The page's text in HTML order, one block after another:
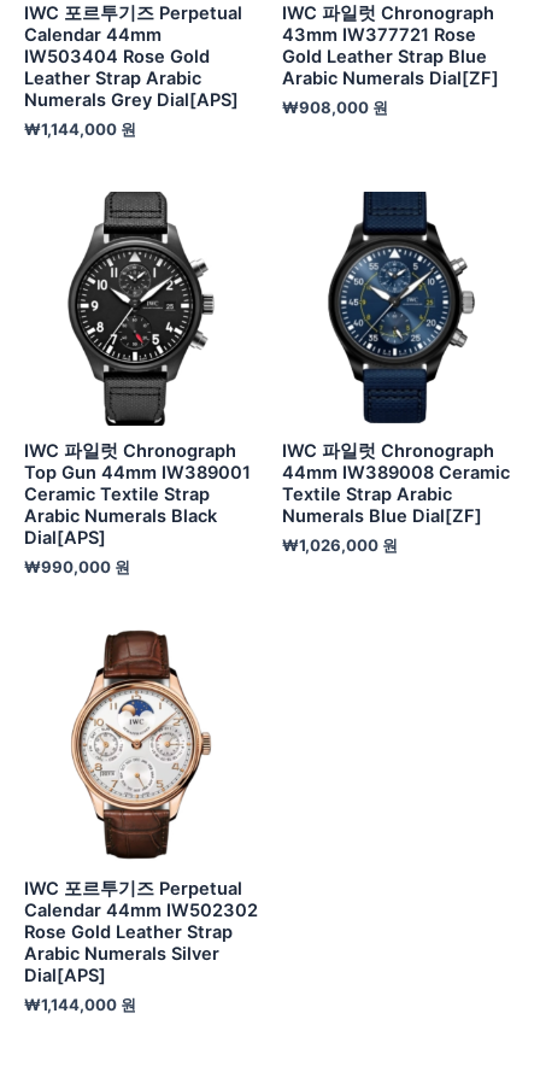
IWC 포르투기즈 Perpetual
Calendar 44mm
IW503404 Rose Gold
Leather Strap Arabic
Numerals Grey Dial[APS]
₩1,144,000 원
IWC 파일럿 Chronograph
43mm IW377721 Rose
Gold Leather Strap Blue
Arabic Numerals Dial[ZF]
₩908,000 원
IWC 파일럿 Chronograph
Top Gun 44mm IW389001
Ceramic Textile Strap
Arabic Numerals Black
Dial[APS]
₩990,000 원
IWC 파일럿 Chronograph
44mm IW389008 Ceramic
Textile Strap Arabic
Numerals Blue Dial[ZF]
₩1,026,000 원
IWC 포르투기즈 Perpetual
Calendar 44mm IW502302
Rose Gold Leather Strap
Arabic Numerals Silver
Dial[APS]
₩1,144,000 원